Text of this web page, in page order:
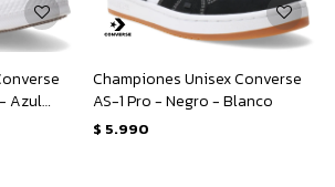
Azul
Championes Unisex Converse
AS-1 Pro - Negro - Blanco
$ 5.990